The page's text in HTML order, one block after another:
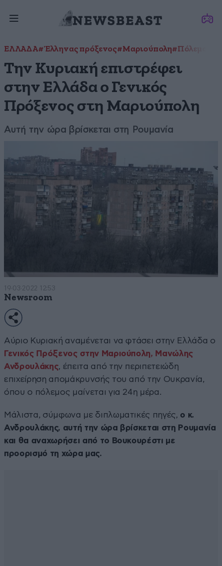
ΕΛΛΑΔΑ#Έλληνας πρόξενος#Μαριούπολη#Πόλεμος
Την Κυριακή επιστρέφει
στην Ελλάδα ο Γενικός
Πρόξενος στη Μαριούπολη
Αυτή την ώρα βρίσκεται στη Ρουμανία
19·03·2022 12:53
Newsroom
Αύριο Κυριακή αναμένεται να φτάσει στην Ελλάδα ο
Γενικός Πρόξενος στην Μαριούπολη, Μανώλης
Ανδρουλάκης, έπειτα από την περιπετειώδη
επιχείρηση απομάκρυνσής του από την Ουκρανία,
όπου ο πόλεμος μαίνεται για 24η μέρα.
Μάλιστα, σύμφωνα με διπλωματικές πηγές, ο κ.
Ανδρουλάκης, αυτή την ώρα βρίσκεται στη Ρουμανία
και θα αναχωρήσει από το Βουκουρέστι με
προορισμό τη χώρα μας.